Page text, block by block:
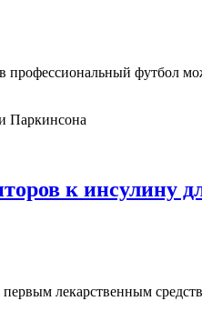
футбол
к инсулину
лекарственным